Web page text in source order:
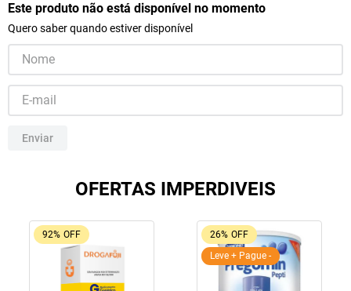
Este produto não está disponível no momento
Quero saber quando estiver disponível
Enviar
OFERTAS IMPERDIVEIS
92% OFF 26% OFF
Leve + Pague -
dipirona
8º
tadalafila
9º
fraldas geriátricas
lola